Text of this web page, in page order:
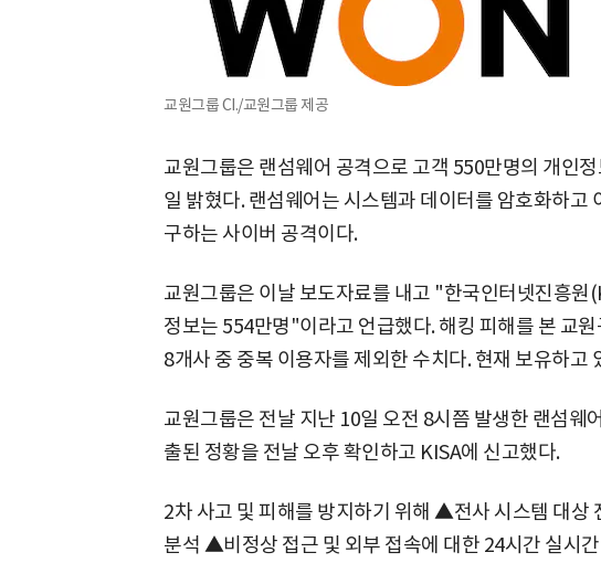
교원그룹 CI./교원그룹 제공
교원그룹은 랜섬웨어 공격으로 고객 550만명의 개인
일 밝혔다. 랜섬웨어는 시스템과 데이터를 암호화하고
구하는 사이버 공격이다.
교원그룹은 이날 보도자료를 내고 "한국인터넷진흥원
정보는 554만명"이라고 언급했다. 해킹 피해를 본 교
8개사 중 중복 이용자를 제외한 수치다. 현재 보유하고
교원그룹은 전날 지난 10일 오전 8시쯤 발생한 랜섬웨
출된 정황을 전날 오후 확인하고 KISA에 신고했다.
2차 사고 및 피해를 방지하기 위해 ▲전사 시스템 대상
분석 ▲비정상 접근 및 외부 접속에 대한 24시간 실시